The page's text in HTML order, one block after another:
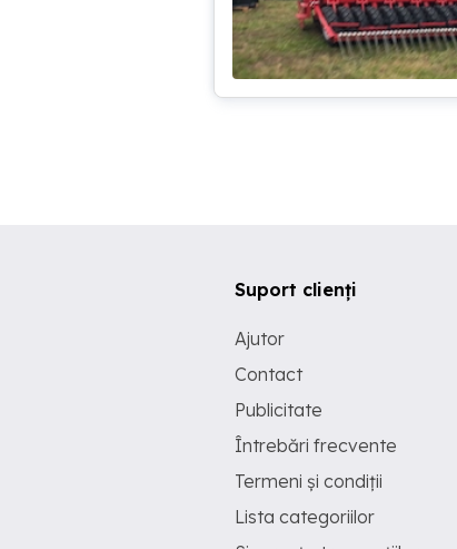
Suport clienți
Ajutor
Contact
Publicitate
Întrebări frecvente
Termeni și condiții
Lista categoriilor